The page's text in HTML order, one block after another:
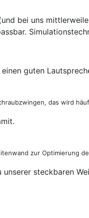
bei uns
guten
das wird
zur Optimierung
steckbaren